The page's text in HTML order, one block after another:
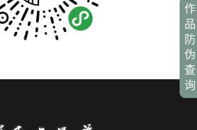
作
品
防
伪
查
询